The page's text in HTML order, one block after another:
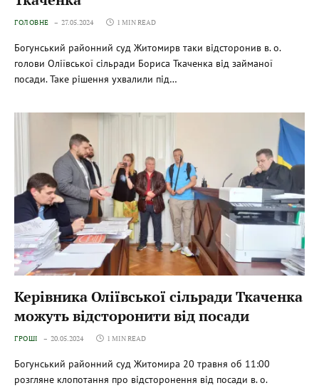
ГОЛОВНЕ 27.05.2024 1 MIN READ
Богунський районний суд Житомирв таки відсторонив в. о.
голови Оліївської сільради Бориса Ткаченка від займаної
посади. Таке рішення ухвалили під…
Керівника Оліївської сільради Ткаченка
можуть відсторонити від посади
ГРОШІ 20.05.2024 1 MIN READ
Богунський районний суд Житомира 20 травня об 11:00
розгляне клопотання про відсторонення від посади в. о.